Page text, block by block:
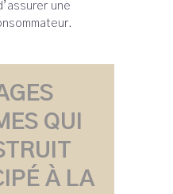
une
QUI
À LA